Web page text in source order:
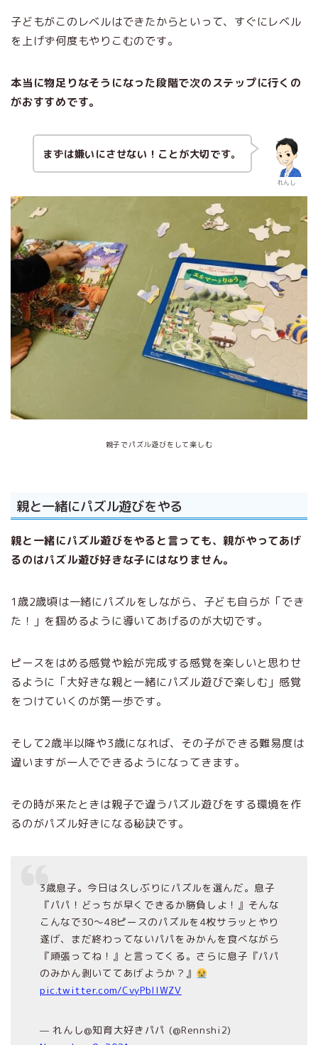
子どもがこのレベルはできたからといって、すぐにレベル
を上げず何度もやりこむのです。
本当に物足りなそうになった段階で次のステップに行くの
がおすすめです。
れんし
まずは嫌いにさせない！ことが大切です。
親子でパズル遊びをして楽しむ
親と一緒にパズル遊びをやる
親と一緒にパズル遊びをやると言っても、親がやってあげ
るのはパズル遊び好きな子にはなりません。
1歳2歳頃は一緒にパズルをしながら、子ども自らが「でき
た！」を掴めるように導いてあげるのが大切です。
ピースをはめる感覚や絵が完成する感覚を楽しいと思わせ
るように「大好きな親と一緒にパズル遊びで楽しむ」感覚
をつけていくのが第一歩です。
そして2歳半以降や3歳になれば、その子ができる難易度は
違いますが一人でできるようになってきます。
その時が来たときは親子で違うパズル遊びをする環境を作
るのがパズル好きになる秘訣です。
3歳息子。今日は久しぶりにパズルを選んだ。息子
『パパ！どっちが早くできるか勝負しよ！』そんな
こんなで30〜48ピースのパズルを4枚サラッとやり
遂げ、まだ終わってないパパをみかんを食べながら
『頑張ってね！』と言ってくる。さらに息子『パパ
のみかん剥いててあげようか？』
pic.twitter.com/CvyPblIWZV
— れんし@知育大好きパパ (@Rennshi2)